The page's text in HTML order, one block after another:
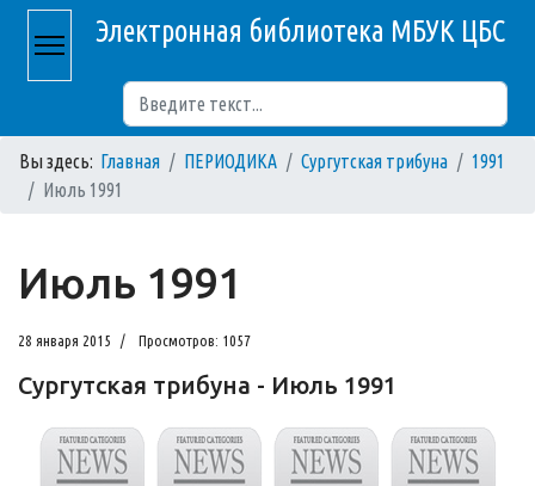
Электронная библиотека МБУК ЦБС
Вы здесь: Главная ПЕРИОДИКА Сургутская трибуна
1991
Июль 1991
Июль 1991
28 января 2015 Просмотров: 1057
Сургутская трибуна - Июль 1991